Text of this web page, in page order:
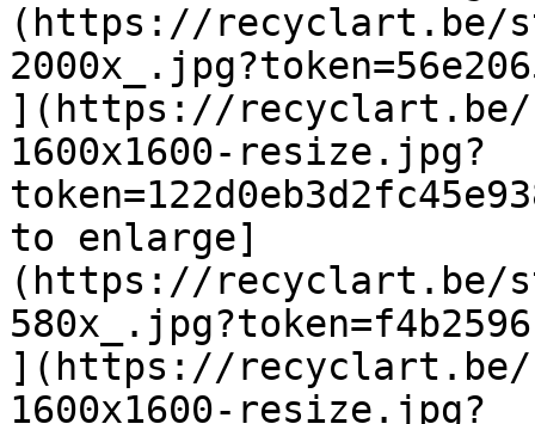
(https://recyclart.be/
](https://
1600x1600-resize.jpg?
to enlarge]
(https://recyclart.be/
](https://
1600x1600-resize.jpg?